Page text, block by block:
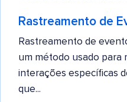
Rastreamento de
Rastreamento de
um método usado para
interações específicas
que...